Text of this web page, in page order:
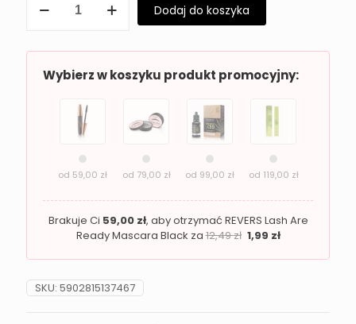
Cienie
nude
Revers
Dodaj do koszyka
Wybierz w koszyku produkt promocyjny:
od 59,00 zł od 79,00 zł od 99,00 zł od 119,00 zł
Brakuje Ci 59,00 zł, aby otrzymać REVERS Lash Are
Ready Mascara Black za12,49zł 1,99 zł
SKU: 5902815137467